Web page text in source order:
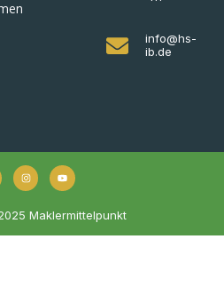
info@hs-
ib.de
Maklermittelpunkt